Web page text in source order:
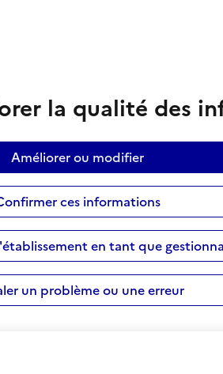
la qualité des
Améliorer ou modifier
ces informations
en tant que
un problème ou une erreur